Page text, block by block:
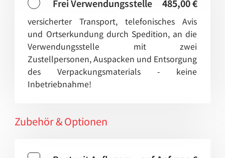
Frei Verwendungsstelle
versicherter Transport, telefonisches Avis
und Ortserkundung durch Spedition, an die
Verwendungsstelle mit zwei
Zustellpersonen, Auspacken und Entsorgung
des Verpackungsmaterials - keine
Inbetriebnahme!
485,00 €
Zubehör & Optionen